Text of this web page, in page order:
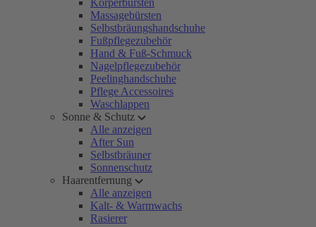
Körperbürsten
Massagebürsten
Selbstbräungshandschuhe
Fußpflegezubehör
Hand & Fuß-Schmuck
Nagelpflegezubehör
Peelinghandschuhe
Pflege Accessoires
Waschlappen
Sonne & Schutz
Alle anzeigen
After Sun
Selbstbräuner
Sonnenschutz
Haarentfernung
Alle anzeigen
Kalt- & Warmwachs
Rasierer